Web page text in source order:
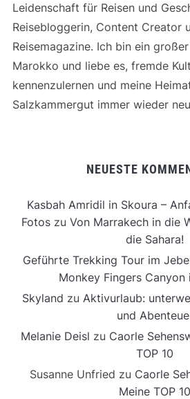
Leidenschaft für Reisen und
Reisebloggerin, Content Creator
Reisemagazine. Ich bin ein
Marokko und liebe es, fremde
kennenzulernen und meine
Salzkammergut immer wieder
NEUESTE
Kasbah Amridil in Skoura –
Fotoszu Von Marrakech in die
die Sahara!
Geführte Trekking Tour im
Monkey Fingers Canyon
Skyland zu Aktivurlaub:
und
Melanie Deisl zu Caorle
TOP 10
Susanne Unfried zu Caorle
Meine TOP 10